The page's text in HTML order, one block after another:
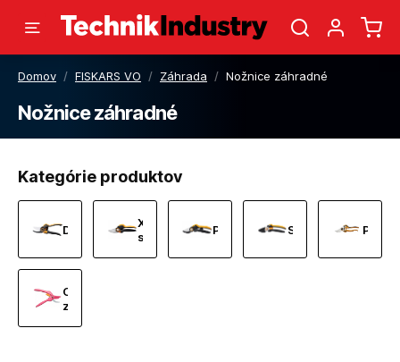
Domov / FISKARS VO / Záhrada / Nožnice záhradné
Nožnice záhradné
Kategórie produktov
DualAction™ X-
series™
Plus™ Solid™
Ostatné
záhradné